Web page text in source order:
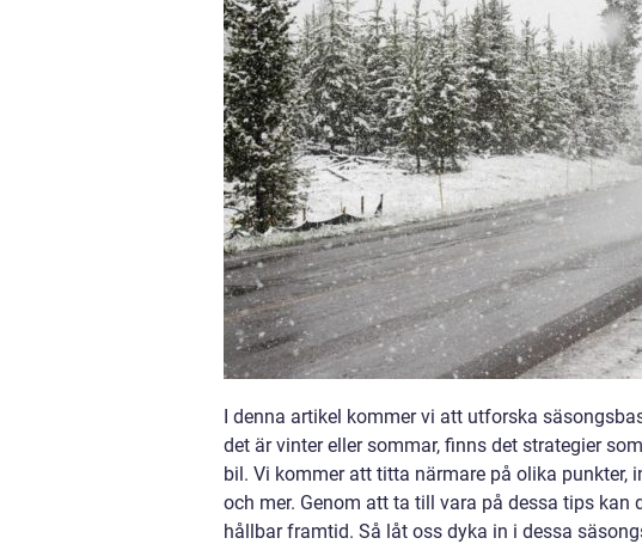
I denna artikel kommer vi att utforska
det är vinter eller sommar, finns det strategier
bil. Vi kommer att titta närmare på olika
och mer. Genom att ta till vara på dessa tips
hållbar framtid. Så låt oss dyka in i dessa